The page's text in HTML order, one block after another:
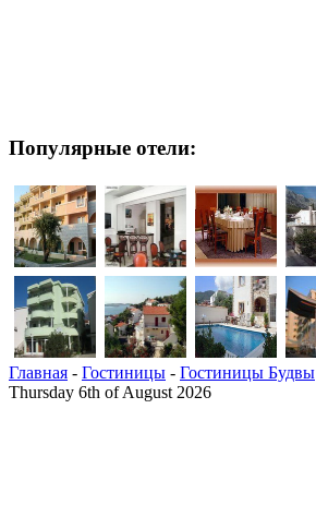
Популярные отели:
Главная - Гостиницы - Гостиницы Будвы
Thursday 6th of August 2026